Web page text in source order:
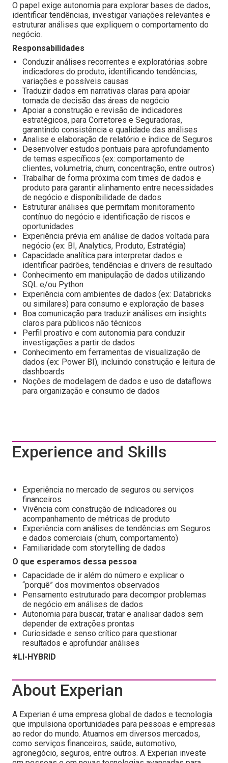
O papel exige autonomia para explorar bases de dados,
identificar tendências, investigar variações relevantes e
estruturar análises que expliquem o comportamento do
negócio.
Responsabilidades
Conduzir análises recorrentes e exploratórias sobre
indicadores do produto, identificando tendências,
variações e possíveis causas
Traduzir dados em narrativas claras para apoiar
tomada de decisão das áreas de negócio
Apoiar a construção e revisão de indicadores
estratégicos, para Corretores e Seguradoras,
garantindo consistência e qualidade das análises
Analise e elaboração de relatório e índice de Seguros
Desenvolver estudos pontuais para aprofundamento
de temas específicos (ex: comportamento de
clientes, volumetria, churn, concentração, entre outros)
Trabalhar de forma próxima com times de dados e
produto para garantir alinhamento entre necessidades
de negócio e disponibilidade de dados
Estruturar análises que permitam monitoramento
contínuo do negócio e identificação de riscos e
oportunidades
Experiência prévia em análise de dados voltada para
negócio (ex: BI, Analytics, Produto, Estratégia)
Capacidade analítica para interpretar dados e
identificar padrões, tendências e drivers de resultado
Conhecimento em manipulação de dados utilizando
SQL e/ou Python
Experiência com ambientes de dados (ex: Databricks
ou similares) para consumo e exploração de bases
Boa comunicação para traduzir análises em insights
claros para públicos não técnicos
Perfil proativo e com autonomia para conduzir
investigações a partir de dados
Conhecimento em ferramentas de visualização de
dados (ex: Power BI), incluindo construção e leitura de
dashboards
Noções de modelagem de dados e uso de dataflows
para organização e consumo de dados
Experience and Skills
Experiência no mercado de seguros ou serviços
financeiros
Vivência com construção de indicadores ou
acompanhamento de métricas de produto
Experiência com análises de tendências em Seguros
e dados comerciais (churn, comportamento)
Familiaridade com storytelling de dados
O que esperamos dessa pessoa
Capacidade de ir além do número e explicar o
“porquê” dos movimentos observados
Pensamento estruturado para decompor problemas
de negócio em análises de dados
Autonomia para buscar, tratar e analisar dados sem
depender de extrações prontas
Curiosidade e senso crítico para questionar
resultados e aprofundar análises
#LI-HYBRID
About Experian
A Experian é uma empresa global de dados e tecnologia
que impulsiona oportunidades para pessoas e empresas
ao redor do mundo. Atuamos em diversos mercados,
como serviços financeiros, saúde, automotivo,
agronegócio, seguros, entre outros. A Experian investe